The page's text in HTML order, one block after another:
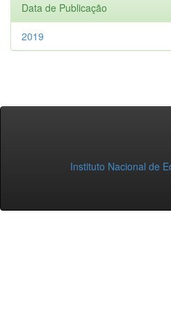
Data de Publicação
2019
Instituto Nacional de